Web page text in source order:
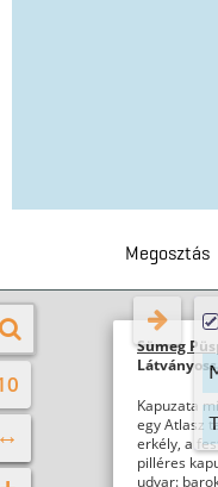
Megosztás